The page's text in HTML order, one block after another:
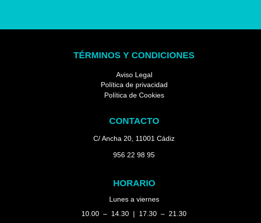
TÉRMINOS Y CONDICIONES
Aviso Legal
Política de privacidad
Política de Cookies
CONTACTO
C/ Ancha 20, 11001 Cádiz
956 22 98 95
HORARIO
Lunes a viernes
10.00 – 14.30 | 17.30 – 21.30